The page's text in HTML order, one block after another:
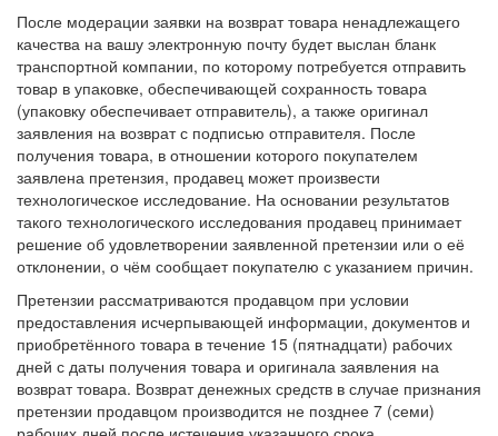
После модерации заявки на возврат товара ненадлежащего
качества на вашу электронную почту будет выслан бланк
транспортной компании, по которому потребуется отправить
товар в упаковке, обеспечивающей сохранность товара
(упаковку обеспечивает отправитель), а также оригинал
заявления на возврат с подписью отправителя. После
получения товара, в отношении которого покупателем
заявлена претензия, продавец может произвести
технологическое исследование. На основании результатов
такого технологического исследования продавец принимает
решение об удовлетворении заявленной претензии или о её
отклонении, о чём сообщает покупателю с указанием причин.
Претензии рассматриваются продавцом при условии
предоставления исчерпывающей информации, документов и
приобретённого товара в течение 15 (пятнадцати) рабочих
дней с даты получения товара и оригинала заявления на
возврат товара. Возврат денежных средств в случае признания
претензии продавцом производится не позднее 7 (семи)